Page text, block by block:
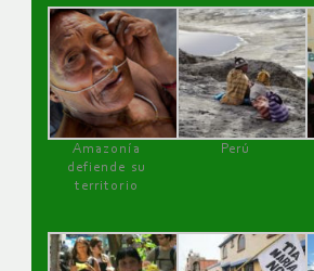
Amazonía
defiende su
territorio
Perú